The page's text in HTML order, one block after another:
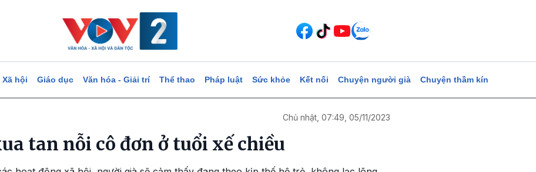
hội Giáo dục Văn hóa - Giải trí Thể thao Pháp luật Sức khỏe Kết nối Chuyện người già Chuyện thầm kín
Chủ nhật, 07:49, 05/11/2023
tan nỗi cô đơn ở tuổi xế chiều